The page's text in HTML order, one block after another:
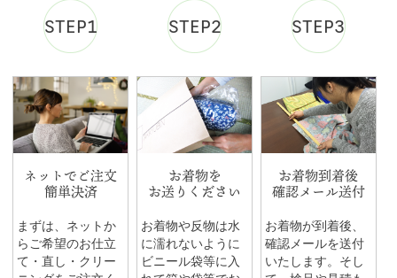
STEP1
ネットでご注文
簡単決済
まずは、ネットか
らご希望のお仕立
て・直し・クリー
STEP2
お着物を
お送りください
お着物や反物は水
に濡れないように
ビニール袋等に入
STEP3
お着物到着後
確認メール送付
お着物が到着後、
確認メールを送付
いたします。そし